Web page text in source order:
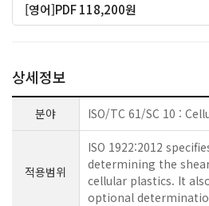
[영어]PDF 118,200원
상세정보
분야 ISO/TC 61/SC 10 :
적용범위
ISO 1922:2012
determining the
cellular plastics. It
optional